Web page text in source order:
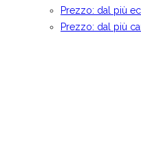
Prezzo: dal più
Prezzo: dal più